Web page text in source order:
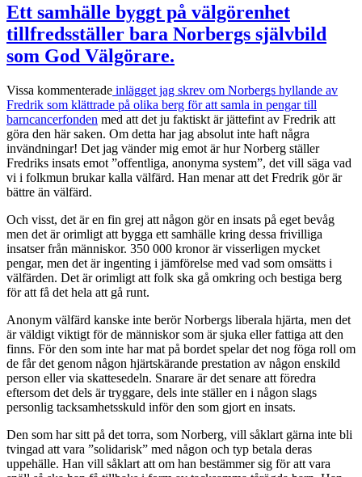
Ett samhälle byggt på välgörenhet
tillfredsställer bara Norbergs självbild
som God Välgörare.
Vissa kommenterade inlägget jag skrev om Norbergs hyllande av
Fredrik som klättrade på olika berg för att samla in pengar till
barncancerfonden med att det ju faktiskt är jättefint av Fredrik att
göra den här saken. Om detta har jag absolut inte haft några
invändningar! Det jag vänder mig emot är hur Norberg ställer
Fredriks insats emot ”offentliga, anonyma system”, det vill säga vad
vi i folkmun brukar kalla välfärd. Han menar att det Fredrik gör är
bättre än välfärd.
Och visst, det är en fin grej att någon gör en insats på eget bevåg
men det är orimligt att bygga ett samhälle kring dessa frivilliga
insatser från människor. 350 000 kronor är visserligen mycket
pengar, men det är ingenting i jämförelse med vad som omsätts i
välfärden. Det är orimligt att folk ska gå omkring och bestiga berg
för att få det hela att gå runt.
Anonym välfärd kanske inte berör Norbergs liberala hjärta, men det
är väldigt viktigt för de människor som är sjuka eller fattiga att den
finns. För den som inte har mat på bordet spelar det nog föga roll om
de får det genom någon hjärtskärande prestation av någon enskild
person eller via skattesedeln. Snarare är det senare att föredra
eftersom det dels är tryggare, dels inte ställer en i någon slags
personlig tacksamhetsskuld inför den som gjort en insats.
Den som har sitt på det torra, som Norberg, vill såklart gärna inte bli
tvingad att vara ”solidarisk” med någon och typ betala deras
uppehälle. Han vill såklart att om han bestämmer sig för att vara